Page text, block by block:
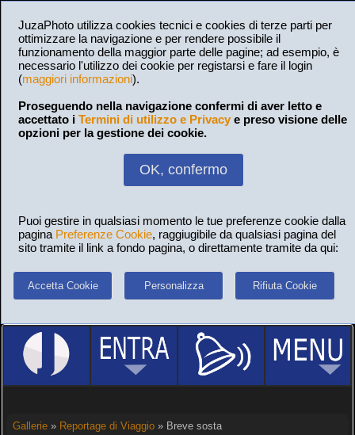
JuzaPhoto utilizza cookies tecnici e cookies di terze parti per
ottimizzare la navigazione e per rendere possibile il
funzionamento della maggior parte delle pagine; ad esempio, è
necessario l'utilizzo dei cookie per registarsi e fare il login
(maggiori informazioni).
Proseguendo nella navigazione confermi di aver letto e
accettato i Termini di utilizzo e Privacy e preso visione delle
opzioni per la gestione dei cookie.
OK, confermo
Puoi gestire in qualsiasi momento le tue preferenze cookie dalla
pagina Preferenze Cookie, raggiugibile da qualsiasi pagina del
sito tramite il link a fondo pagina, o direttamente tramite da qui:
Accetta Cookie Personalizza Rifiuta Cookie
Gallerie» Reportage di Viaggio» Breve sosta